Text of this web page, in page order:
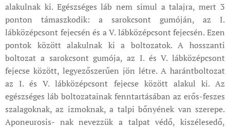
alakulnak ki. Egészséges láb nem simul a talajra, mert 3
ponton támaszkodik: a sarokcsont gumóján, az I.
lábközépcsont fejecsén és a V. lábközépcsont fejecsén. Ezen
pontok között alakulnak ki a boltozatok. A hosszanti
boltozat a sarokcsont gumója, az I. és V. lábközépcsont
fejecse között, legyezőszerűen jön létre. A harántboltozat
az I. és V. lábközépcsont fejecse között alakul ki. Az
egészséges láb boltozatainak fenntartásában az erős-feszes
szalagoknak, az izmoknak, a talpi bőnyének van szerepe.
Aponeurosis- nak nevezzük a talpat védő, kiszélesedő,